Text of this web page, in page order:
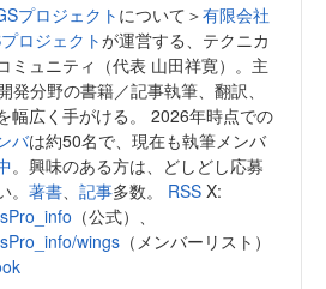
プロジェクト について＞有限会社
ロジェクトが運営する、テクニカ
ミュニティ（代表 山田祥寛）。主
発分野の書籍／記事執筆、翻訳、
幅広く手がける。 2026年時点での
バは約50名で、現在も執筆メンバ
。興味のある方は、どしどし応募
著書 記事多数。 RSS X:
（公式）、
wings （メンバーリスト）